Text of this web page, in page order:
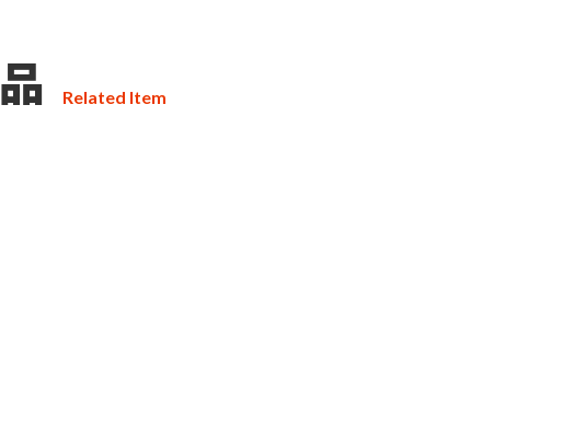
Related Item
光・お土産グッズを作りたい/記念品を作りたい/企業ノベルティを作りたい/年度末の予算消化でグッズを作り